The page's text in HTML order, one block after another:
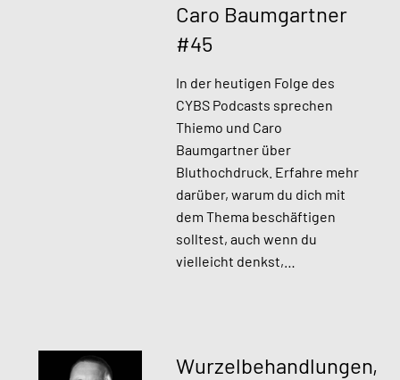
Caro Baumgartner
#45​
In der heutigen Folge des
CYBS Podcasts sprechen
Thiemo und Caro
Baumgartner über
Bluthochdruck. Erfahre mehr
darüber, warum du dich mit
dem Thema beschäftigen
solltest, auch wenn du
vielleicht denkst,…
Wurzelbehandlungen,